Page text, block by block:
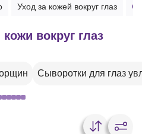
Уход за кожей вокруг глаз
вокруг глаз
Сыворотки для глаз